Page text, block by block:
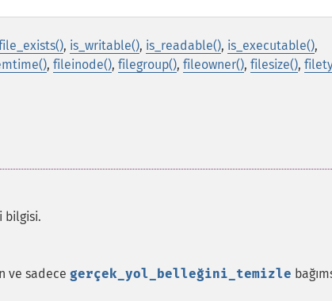
, is_writable(), is_readable(), is_executable(),
, fileinode(), filegroup(), fileowner(), filesize(),
bilgisi.
ve sadece gerçek_yol_belleğini_temizle